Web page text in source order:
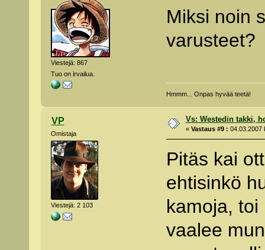
Viestejä: 867
Tuo on irvailua.
Miksi noin
varusteet?
Hmmm... Onpas hyvää teetä!
VP
Omistaja
Viestejä: 2 103
Vs: Westedin takki,
«Vastaus #9 : 04.03.2007
Pitäs kai
ehtisinkö
kamoja,
vaalee